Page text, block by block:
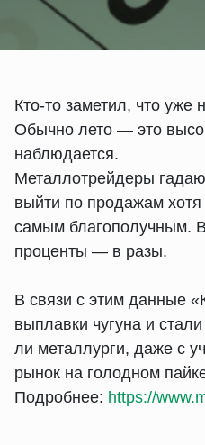
Кто-то заметил, что уже
Обычно лето — это
наблюдается.
Металлотрейдеры
выйти по продажам
самым благополучным.
проценты — в разы.
В связи с этим данные
выплавки чугуна и
ли металлурги, даже с
рынок на голодном
Подробнее: https://